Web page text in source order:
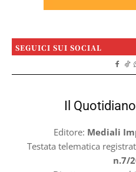
SEGUICI SUI SOCIAL
Il
Editore: Mediali
Testata telematica
n.7/